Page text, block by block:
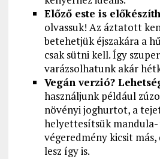
Előző este is
olvassuk! Az áztatott
betehetjük éjszakára a
csak sütni kell. Így
varázsolhatunk akár
Vegán verzió?
használjunk például
növényi joghurtot, a
helyettesítsük mandula-
végeredmény kicsit
lesz így is.